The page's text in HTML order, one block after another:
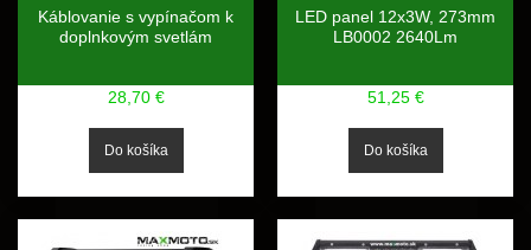
Káblovanie s vypínačom k
doplnkovým svetlám
28,70 €
LED panel 12x3W, 273mm
LB0002 2640Lm
51,25 €